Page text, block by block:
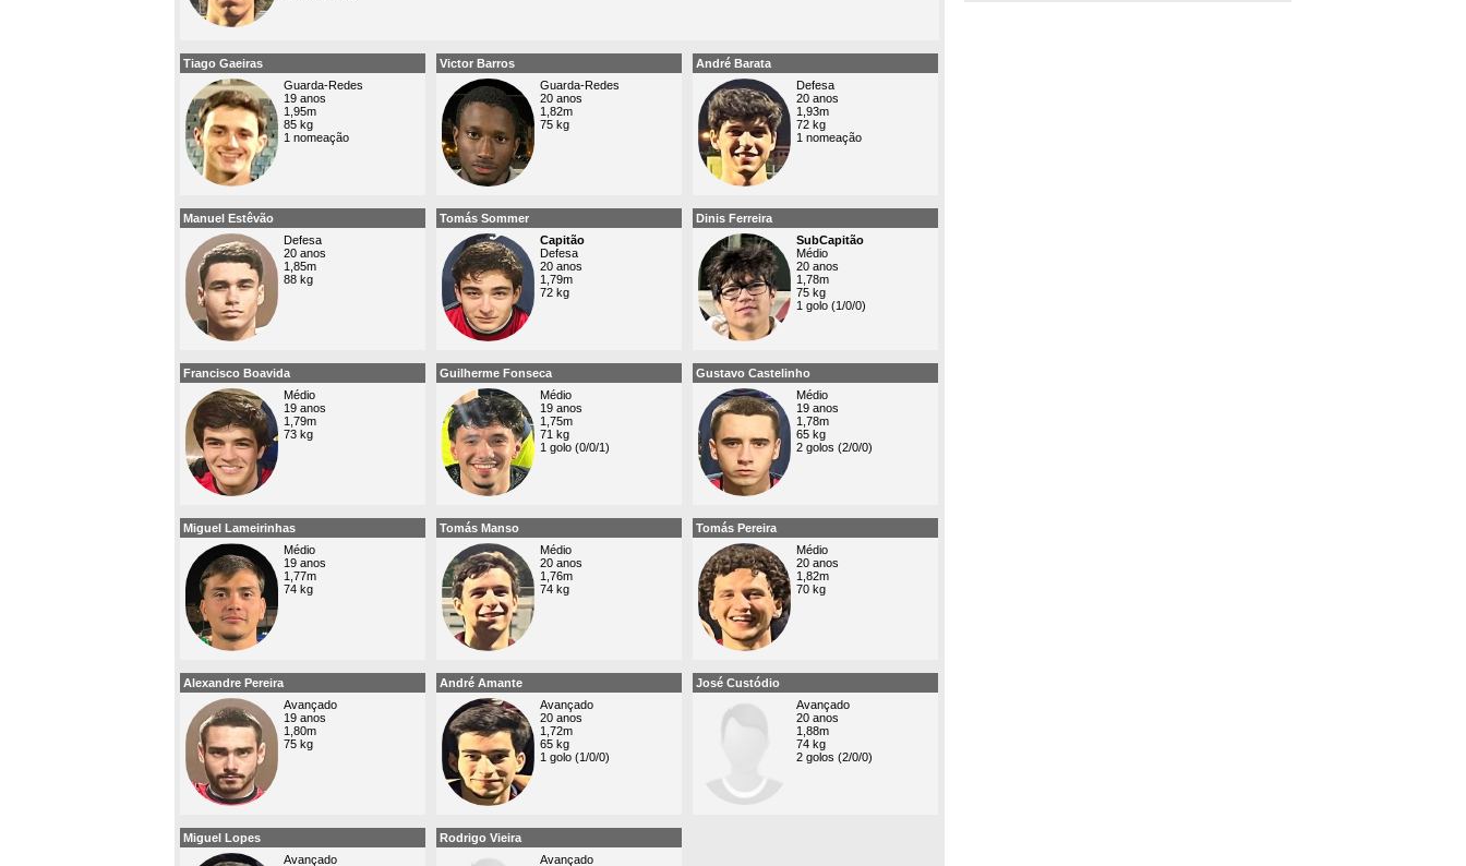
Tiago Gaeiras
Guarda-Redes
19 anos
1,95m
85 kg
1 nomeação
Victor Barros
Guarda-Redes
20 anos
1,82m
75 kg
André Barata
Defesa
20 anos
1,93m
72 kg
1 nomeação
Manuel Estêvão
Defesa
20 anos
1,85m
88 kg
Tomás Sommer
Capitão
Defesa
20 anos
1,79m
72 kg
Dinis Ferreira
SubCapitão
Médio
20 anos
1,78m
75 kg
1 golo (1/0/0)
Francisco Boavida
Médio
19 anos
1,79m
73 kg
Guilherme Fonseca
Médio
19 anos
1,75m
71 kg
1 golo (0/0/1)
Gustavo Castelinho
Médio
19 anos
1,78m
65 kg
2 golos (2/0/0)
Miguel Lameirinhas
Médio
19 anos
1,77m
74 kg
Tomás Manso
Médio
20 anos
1,76m
74 kg
Tomás Pereira
Médio
20 anos
1,82m
70 kg
Alexandre Pereira
Avançado
19 anos
1,80m
75 kg
André Amante
Avançado
20 anos
1,72m
65 kg
1 golo (1/0/0)
José Custódio
Avançado
20 anos
1,88m
74 kg
2 golos (2/0/0)
Miguel Lopes
Avançado
Rodrigo Vieira
Avançado